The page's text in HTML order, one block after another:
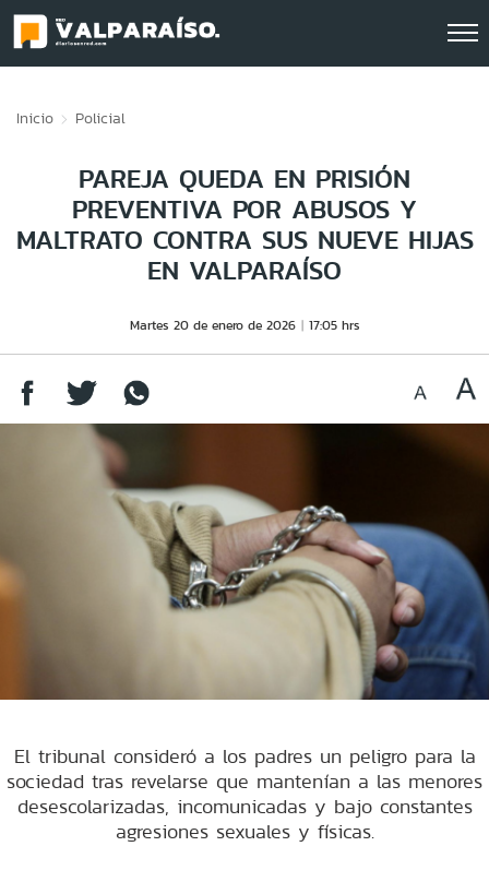
Inicio Policial
PAREJA QUEDA EN PRISIÓN
PREVENTIVA POR ABUSOS Y
MALTRATO CONTRA SUS NUEVE HIJAS
EN VALPARAÍSO
Martes 20 de enero de 2026 17:05 hrs
El tribunal consideró a los padres un peligro para la
sociedad tras revelarse que mantenían a las menores
desescolarizadas, incomunicadas y bajo constantes
agresiones sexuales y físicas.